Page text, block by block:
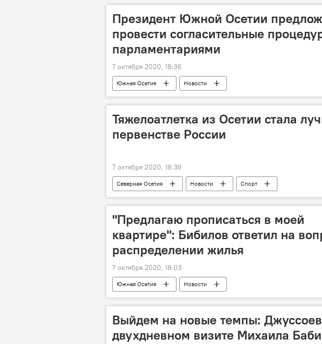
Президент Южной Осетии
провести согласительные
парламентариями
7 октября 2020, 18:36
Южная Осетия Новости
Тяжелоатлетка из Осетии стала
первенстве России
7 октября 2020, 18:36
Северная Осетия Новости Спорт
"Предлагаю прописаться в моей
квартире": Бибилов ответил на
распределении жилья
7 октября 2020, 18:03
Южная Осетия Новости
Выйдем на новые темпы:
двухдневном визите Михаила